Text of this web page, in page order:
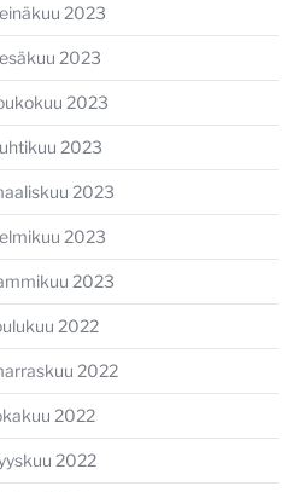
2023
2023
2023
2023
2023
2023
2023
2022
2022
2022
2022